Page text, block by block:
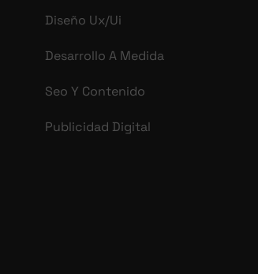
Diseño Ux/ui
Desarrollo A Medida
Seo Y Contenido
Publicidad Digital